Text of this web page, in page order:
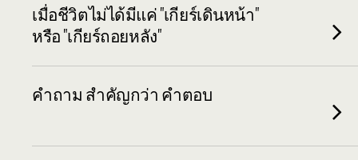
เมื่อชีวิตไม่ได้มีแค่ "เกียร์เดินหน้า"
หรือ "เกียร์ถอยหลัง"
คำถาม สำคัญกว่า คำตอบ